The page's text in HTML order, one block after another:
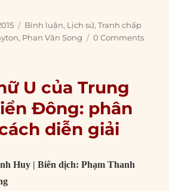
Categories
Bình luận, Lịch sử,Tranh chấp
, Phan Văn Song 0 Comments
U của Trung
Đông: phân
diễn giải
Huy | Biên dịch: Phạm Thanh